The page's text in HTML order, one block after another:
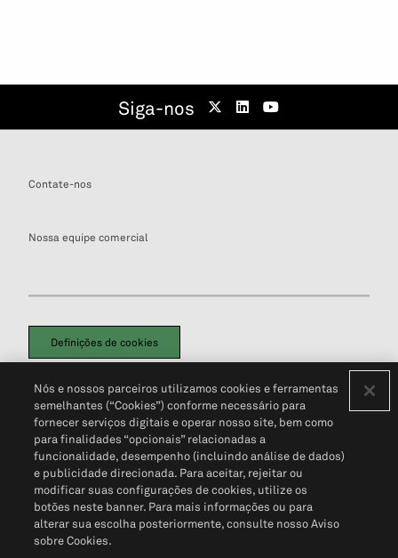
Siga-nos
Contate-nos
Nossa equipe comercial
Definições de cookies
Política de PrivacidadePortal de privacidade do cliente (em inglês)
Não Venda Minhas Informações Pessoais© 2026 S&P Global
Nós e nossos parceiros utilizamos cookies e ferramentas
semelhantes (“Cookies”) conforme necessário para
fornecer serviços digitais e operar nosso site, bem como
para finalidades “opcionais” relacionadas a
funcionalidade, desempenho (incluindo análise de dados)
e publicidade direcionada. Para aceitar, rejeitar ou
modificar suas configurações de cookies, utilize os
botões neste banner. Para mais informações ou para
alterar sua escolha posteriormente, consulte nosso Aviso
sobre Cookies.